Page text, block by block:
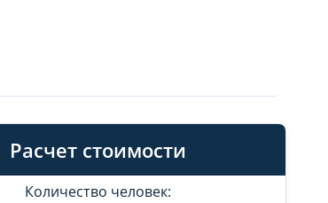
Расчет стоимости
Количество человек: